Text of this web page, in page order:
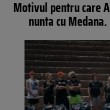
Motivul pentru care
nunta cu